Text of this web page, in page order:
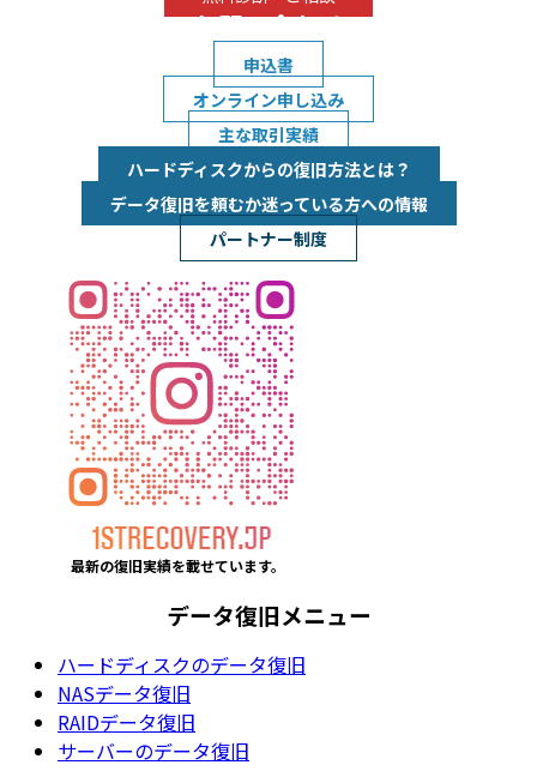
お問い合わせ
申込書
オンライン申し込み
主な取引実績
ハードディスクからの復旧方法とは？
データ復旧を頼むか迷っている方への情報
パートナー制度
最新の復旧実績を載せています。
データ復旧メニュー
ハードディスクのデータ復旧
NASデータ復旧
RAIDデータ復旧
サーバーのデータ復旧